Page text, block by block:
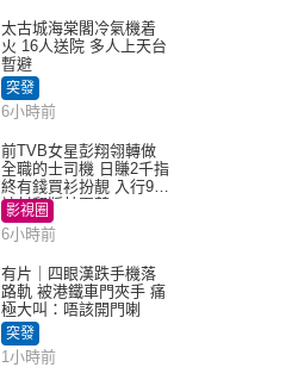
太古城海棠閣冷氣機着
火 16人送院 多人上天台
暫避
突發
6小時前
前TVB女星彭翔翎轉做
全職的士司機 日賺2千指
終有錢買衫扮靚 入行9年
被封翻版林夏薇
影視圈
6小時前
有片｜四眼漢跌手機落
路軌 被港鐵車門夾手 痛
極大叫：唔該開門喇
突發
1小時前